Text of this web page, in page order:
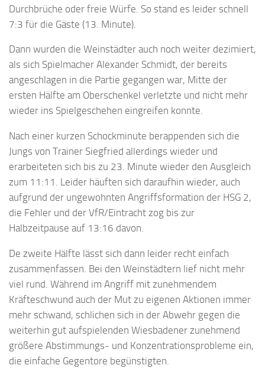
Durchbrüche oder freie Würfe. So stand es leider schnell
7:3 für die Gäste (13. Minute).
Dann wurden die Weinstädter auch noch weiter dezimiert,
als sich Spielmacher Alexander Schmidt, der bereits
angeschlagen in die Partie gegangen war, Mitte der
ersten Hälfte am Oberschenkel verletzte und nicht mehr
wieder ins Spielgeschehen eingreifen konnte.
Nach einer kurzen Schockminute berappenden sich die
Jungs von Trainer Siegfried allerdings wieder und
erarbeiteten sich bis zu 23. Minute wieder den Ausgleich
zum 11:11. Leider häuften sich daraufhin wieder, auch
aufgrund der ungewohnten Angriffsformation der HSG 2,
die Fehler und der VfR/Eintracht zog bis zur
Halbzeitpause auf 13:16 davon.
De zweite Hälfte lässt sich dann leider recht einfach
zusammenfassen. Bei den Weinstädtern lief nicht mehr
viel rund. Während im Angriff mit zunehmendem
Kräfteschwund auch der Mut zu eigenen Aktionen immer
mehr schwand, schlichen sich in der Abwehr gegen die
weiterhin gut aufspielenden Wiesbadener zunehmend
größere Abstimmungs- und Konzentrationsprobleme ein,
die einfache Gegentore begünstigten.